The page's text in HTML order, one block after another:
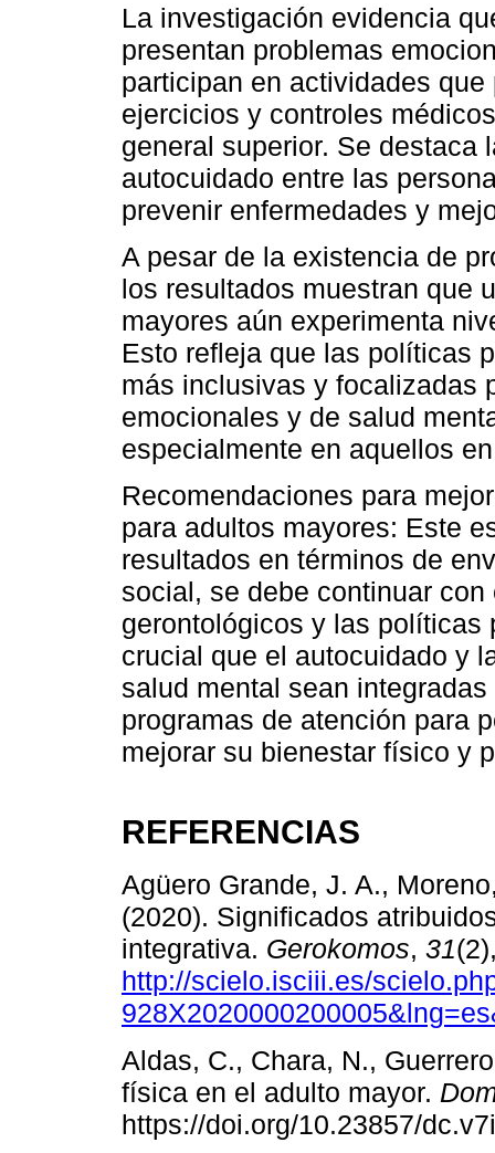
La investigación evidencia
presentan problemas
participan en actividades
ejercicios y controles
general superior. Se destaca
autocuidado entre las
prevenir enfermedades y
A pesar de la existencia de
los resultados muestran que
mayores aún experimenta
Esto refleja que las políticas
más inclusivas y focalizadas
emocionales y de salud
especialmente en aquellos
Recomendaciones para
para adultos mayores: Este
resultados en términos de
social, se debe continuar
gerontológicos y las políticas
crucial que el autocuidado y
salud mental sean
programas de atención para
mejorar su bienestar físico y
REFERENCIAS
Agüero Grande, J. A.,
(2020). Significados
integrativa. Gerokomos, 31
http://scielo.isciii.es/
Aldas, C., Chara, N.,
física en el adulto mayor.
https://doi.org/10.23857/